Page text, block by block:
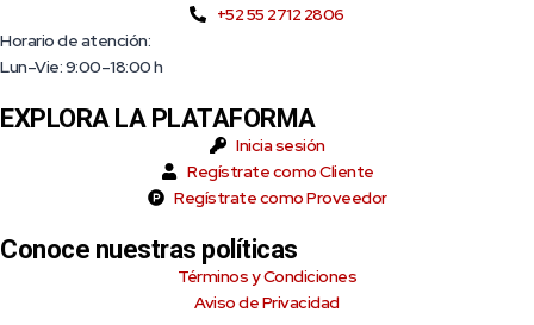
+52 55 2712 2806
Horario de atención:
Lun–Vie: 9:00–18:00 h
EXPLORA LA PLATAFORMA
Inicia sesión
Regístrate como Cliente
Regístrate como Proveedor
Conoce nuestras políticas
Términos y Condiciones
Aviso de Privacidad